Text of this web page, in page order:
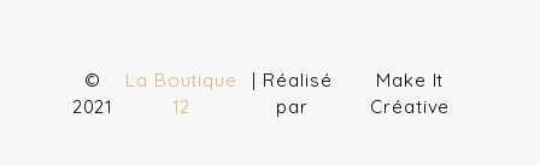
©
2021
La Boutique
12
| Réalisé
par
Make It
Créative